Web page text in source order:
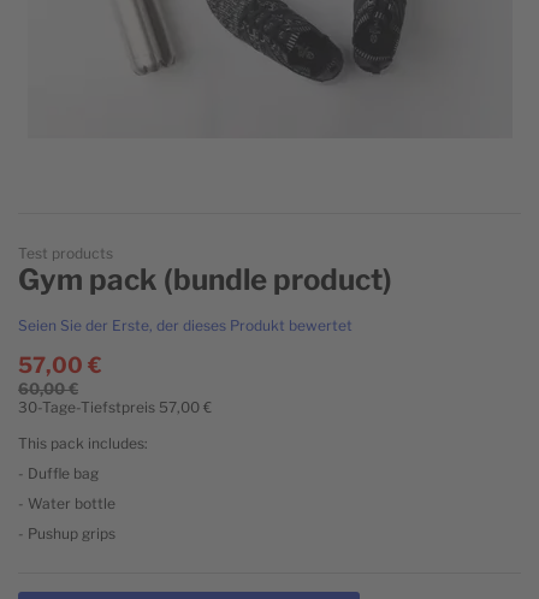
Test products
Gym pack (bundle product)
Seien Sie der Erste, der dieses Produkt bewertet
57,00 €
60,00 €
30-Tage-Tiefstpreis 57,00 €
This pack includes:
- Duffle bag
- Water bottle
- Pushup grips